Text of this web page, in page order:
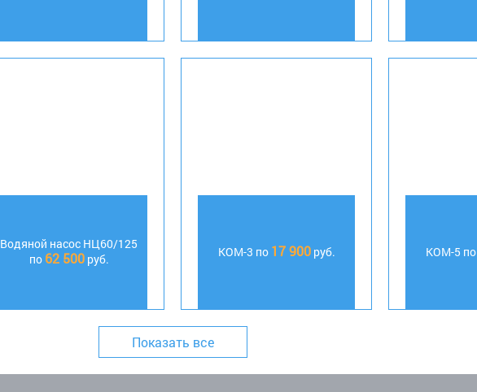
Водяной насос НЦ60/125
по 62 500руб. КОМ-3 по 17 900руб. КОМ-5 по
Показать все